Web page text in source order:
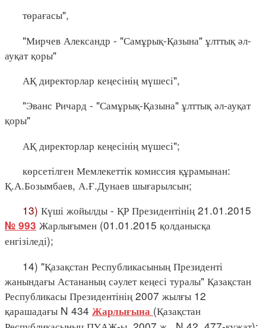
төрағасы",
"Мирчев Александр - "Самұрық-Қазына" ұлттық әл-
ауқат қоры"
АҚ директорлар кеңесінің мүшесі",
"Эванс Ричард - "Самұрық-Қазына" ұлттық әл-ауқат
қоры"
АҚ директорлар кеңесінің мүшесі";
көрсетілген Мемлекеттік комиссия құрамынан:
Қ.А.Бозымбаев, А.Ғ.Дунаев шығарылсын;
13) Күші жойылды - ҚР Президентінің 21.01.2015
№ 993 Жарлығымен (01.01.2015 қолданысқа
енгізіледі);
14) "Қазақстан Республикасының Президенті
жанындағы Астананың сәулет кеңесі туралы" Қазақстан
Республикасы Президентінің 2007 жылғы 12
қарашадағы N 434 Жарлығына (Қазақстан